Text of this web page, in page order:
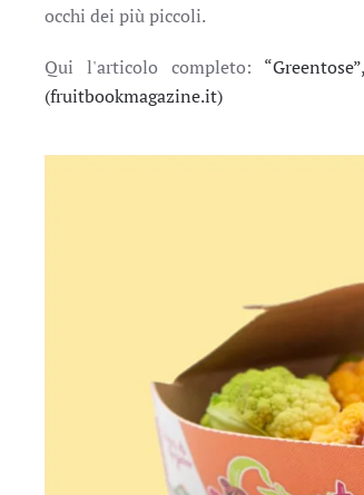
occhi dei più piccoli.
Qui l'articolo completo:
(fruitbookmagazine.it)